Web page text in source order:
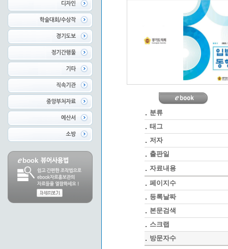
분류
태그
저자
출판일
자료내용
페이지수
등록날짜
본문검색
스크랩
방문자수